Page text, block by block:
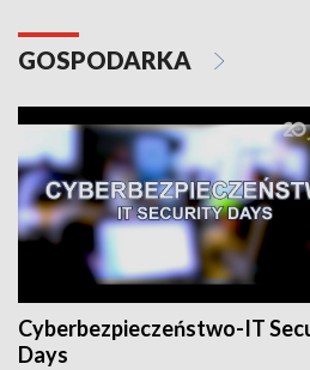
GOSPODARKA
Cyberbezpieczeństwo-IT
Days